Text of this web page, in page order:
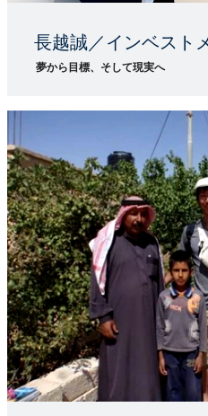
長越誠／インベスト
夢から目標、そして現実へ